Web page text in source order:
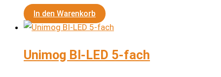
In den Warenkorb
Unimog BI-LED 5-fach